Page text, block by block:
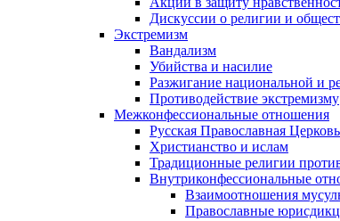
Дискуссии о религии и
Экстремизм
Вандализм
Убийства и насилие
Разжигание национальной и
Противодействие экстремизму
Межконфессиональные отношения
Русская Православная
Христианство и ислам
Традиционные религии
Внутриконфессиональные
Взаимоотношения
Православные